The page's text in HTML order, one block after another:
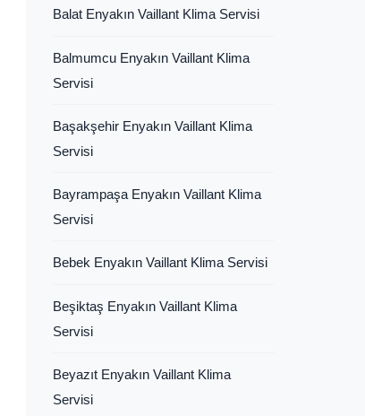
Balat Enyakın Vaillant Klima Servisi
Balmumcu Enyakın Vaillant Klima
Servisi
Başakşehir Enyakın Vaillant Klima
Servisi
Bayrampaşa Enyakın Vaillant Klima
Servisi
Bebek Enyakın Vaillant Klima Servisi
Beşiktaş Enyakın Vaillant Klima
Servisi
Beyazıt Enyakın Vaillant Klima
Servisi